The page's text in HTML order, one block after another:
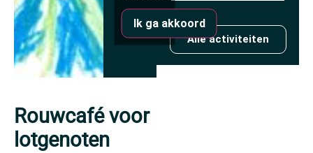
Ik ga akkoord
Rouwcafé voor
lotgenoten
Alle activiteiten